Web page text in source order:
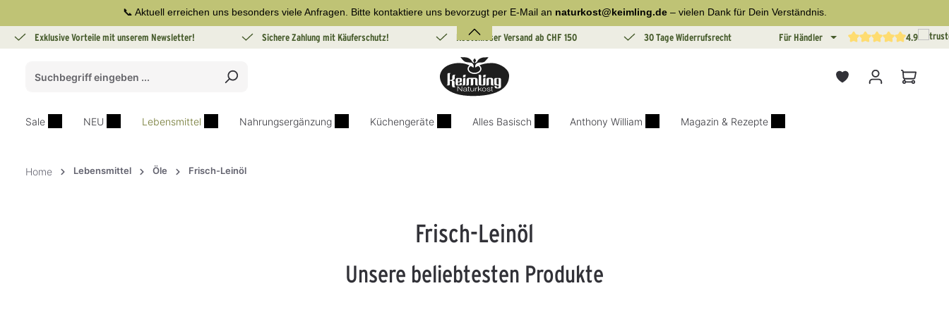
Zur Hauptnavigation springen📞 Aktuell erreichen uns besonders viele Anfragen. Bitte kontaktiere uns bevorzugt per E-Mail an naturkost@keimling.de– vielen Dank für Dein Verständnis.
Exklusive Vorteile mit unserem Newsletter! Sichere Zahlung mit Käuferschutz! Kostenloser Versand ab CHF 150 30 Tage Widerrufsrecht Für Händler Durchschnittliche4.9
Sale NEU Lebensmittel Nahrungsergänzung Küchengeräte Alles Basisch Anthony William Magazin & Rezepte
Home Lebensmittel Öle Frisch-Leinöl
Frisch-Leinöl
Unsere beliebtesten Produkte